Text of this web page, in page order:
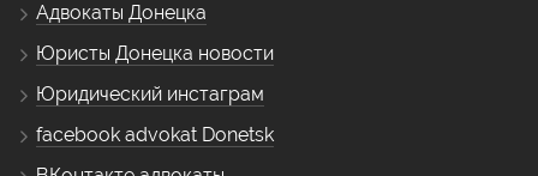
Адвокаты Донецка
Юристы Донецка новости
Юридический инстаграм
facebook advokat Donetsk